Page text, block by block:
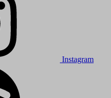
Instagram